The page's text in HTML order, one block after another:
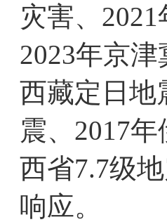
灾害、
2023年京
西藏定日地
震、2017
西省7.7级
响应。